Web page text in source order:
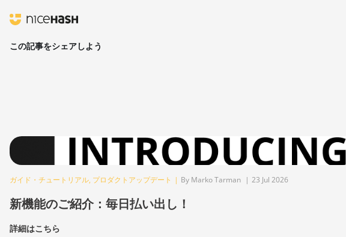
この記事をシェアしよう
ガイド・チュートリアル, プロダクトアップデート | By Marko Tarman | 23 Jul 2026
新機能のご紹介：毎日払い出し！
詳細はこちら